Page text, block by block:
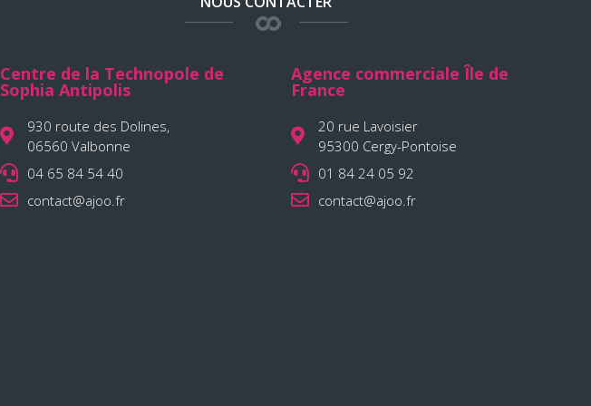
Centre de la Technopole de
Sophia Antipolis
930 route des Dolines,
06560 Valbonne
04 65 84 54 40
contact@ajoo.fr
Agence commerciale Île de
France
20 rue Lavoisier
95300 Cergy-Pontoise
01 84 24 05 92
contact@ajoo.fr